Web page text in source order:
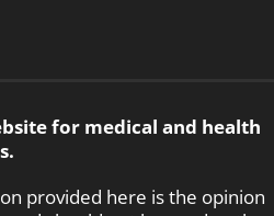
for medical and health
provided here is the opinion